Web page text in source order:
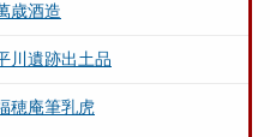
歳酒造
川遺跡出土品
穂庵筆乳虎